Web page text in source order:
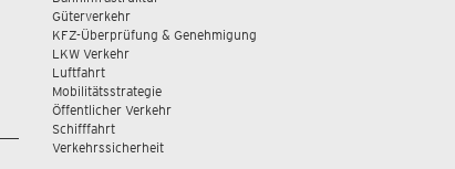
Güterverkehr
KFZ-Überprüfung & Genehmigung
LKW Verkehr
Luftfahrt
Mobilitätsstrategie
Öffentlicher Verkehr
Schifffahrt
Verkehrssicherheit